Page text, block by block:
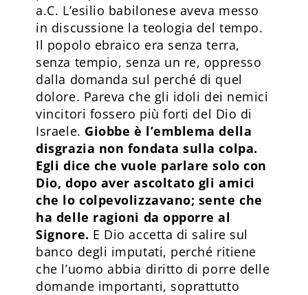
a.C. L’esilio babilonese aveva messo
in discussione la teologia del tempo.
Il popolo ebraico era senza terra,
senza tempio, senza un re, oppresso
dalla domanda sul perché di quel
dolore. Pareva che gli idoli dei nemici
vincitori fossero più forti del Dio di
Israele. Giobbe è l’emblema della
disgrazia non fondata sulla colpa.
Egli dice che vuole parlare solo con
Dio, dopo aver ascoltato gli amici
che lo colpevolizzavano; sente che
ha delle ragioni da opporre al
Signore. E Dio accetta di salire sul
banco degli imputati, perché ritiene
che l’uomo abbia diritto di porre delle
domande importanti, soprattutto